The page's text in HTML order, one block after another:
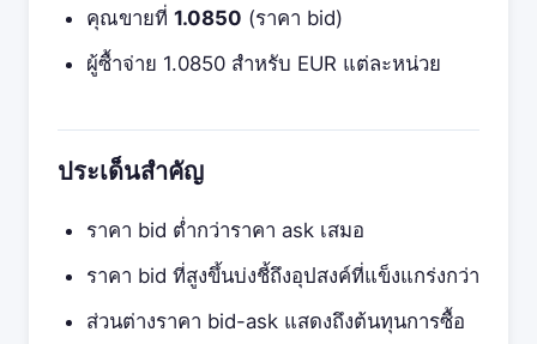
คุณขายที่ 1.0850 (ราคา bid)
ผู้ซื้าจ่าย 1.0850 สำหรับ EUR แต่ละหน่วย
ประเด็นสำคัญ
ราคา bid ต่ำกว่าราคา ask เสมอ
ราคา bid ที่สูงขึ้นบ่งชี้ถึงอุปสงค์ที่แข็งแกร่งกว่า
ส่วนต่างราคา bid-ask แสดงถึงต้นทุนการซื้อ